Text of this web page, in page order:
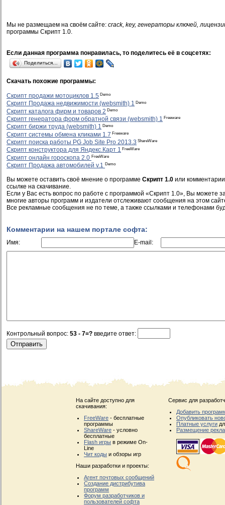
Мы не размещаем на своём сайте: crack, key, генераторы ключей,
программы Скрипт 1.0.
Если данная программа понравилась, то поделитесь её в соцсетях:
Поделиться…
Скачать похожие программы:
Скрипт продажи мотоциклов 1.5 Demo
Скрипт Продажа недвижимости (websmith) 1 Demo
Скрипт каталога фирм и товаров 2 Demo
Скрипт генератора форм обратной связи (websmith) 1 Freeware
Скрипт биржи труда (websmith) 1 Demo
Скрипт системы обмена кликами 1.7 Freeware
Скрипт поиска работы PG Job Site Pro 2013.3 ShareWare
Скрипт конструктора для Яндекс.Карт 1 FreeWare
Скрипт онлайн гороскопа 2.0 FreeWare
Скрипт Продажа автомобилей v.1 Demo
Вы можете оставить своё мнение о программе Скрипт 1.0 или
ссылке на скачивание.
Если у Вас есть вопрос по работе с программой «Скрипт 1.0», Вы можете
многие авторы программ и издатели отслеживают сообщения на этом
Все рекламные сообщения не по теме, а также ссылками и телефонами
Комментарии на нашем портале софта:
Имя: E-mail:
Контрольный вопрос: 53 - 7=? введите ответ:
На сайте доступно для
скачивания:
FreeWare - бесплатные
программы
ShareWare - условно
бесплатные
Flash игры в режиме On-
Line
Чит коды и обзоры игр
Наши разработки и проекты:
Агент почтовых сообщений
Создание дистрибутива
программ
Форум разработчиков и
пользователей софта
Сервис для
Добавить
Опубликовать
Платные услуги
Размещение